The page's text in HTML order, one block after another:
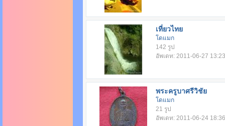
เที่ยวไทย
โดแมก
142 รูป
อัพเดท: 2011-06-27 13:23
พระครูบาศรีวิชัย
โดแมก
21 รูป
อัพเดท: 2011-06-24 18:36